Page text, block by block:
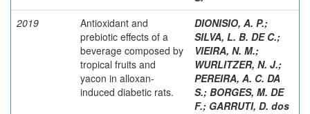
2019
Antioxidant and
prebiotic effects of a
beverage composed by
tropical fruits and
yacon in alloxan-
induced diabetic rats.
DIONISIO, A. P.;
SILVA, L. B. DE C.;
VIEIRA, N. M.;
WURLITZER, N. J.;
PEREIRA, A. C. DA
S.; BORGES, M. DE
F.; GARRUTI, D. dos